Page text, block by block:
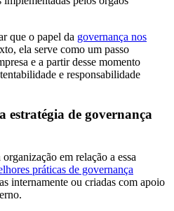
que o papel da governança nos
ela serve como um passo
e a partir desse momento
e responsabilidade
estratégia de governança
em relação a essa
práticas de governança
internamente ou criadas com apoio